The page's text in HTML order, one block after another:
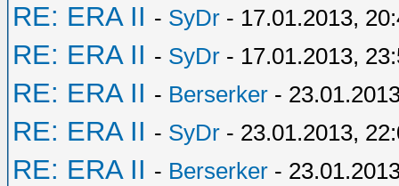
RE: ERA II - SyDr - 17.01.2013,
RE: ERA II - SyDr - 17.01.2013,
RE: ERA II - Berserker -
RE: ERA II - SyDr - 23.01.2013,
RE: ERA II - Berserker -